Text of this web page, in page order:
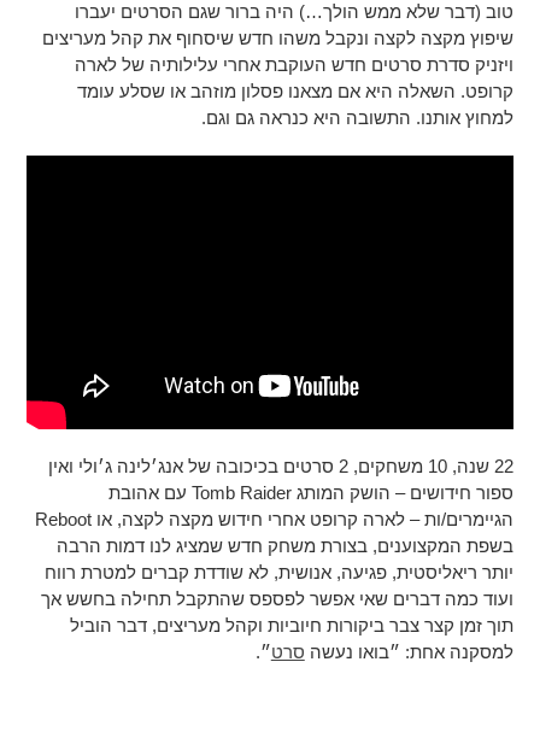
טוב (דבר שלא ממש הולך…) היה ברור שגם הסרטים יעברו
שיפוץ מקצה לקצה ונקבל משהו חדש שיסחוף את קהל מעריצים
ויזניק סדרת סרטים חדש העוקבת אחרי עלילותיה של לארה
קרופט. השאלה היא אם מצאנו פסלון מוזהב או שסלע עומד
למחוץ אותנו. התשובה היא כנראה גם וגם.
22 שנה, 10 משחקים, 2 סרטים בכיכובה של אנג׳לינה ג׳ולי ואין
ספור חידושים – הושק המותג Tomb Raider עם אהובת
הגיימרים/ות – לארה קרופט אחרי חידוש מקצה לקצה, או Reboot
בשפת המקצוענים, בצורת משחק חדש שמציג לנו דמות הרבה
יותר ריאליסטית, פגיעה, אנושית, לא שודדת קברים למטרת רווח
ועוד כמה דברים שאי אפשר לפספס שהתקבל תחילה בחשש אך
תוך זמן קצר צבר ביקורות חיוביות וקהל מעריצים, דבר הוביל
למסקנה אחת: ״בואו נעשהסרט״.